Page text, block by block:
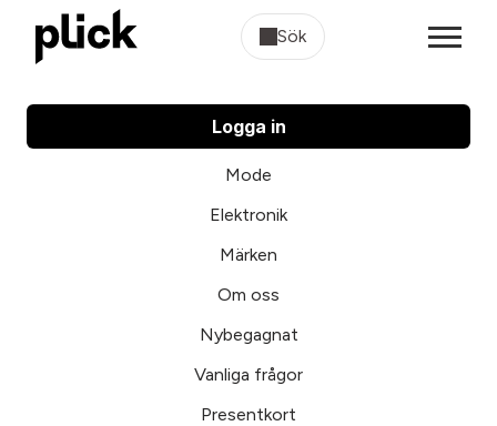
Sök
Logga in
Mode
Elektronik
Märken
Om oss
Nybegagnat
Vanliga frågor
Presentkort